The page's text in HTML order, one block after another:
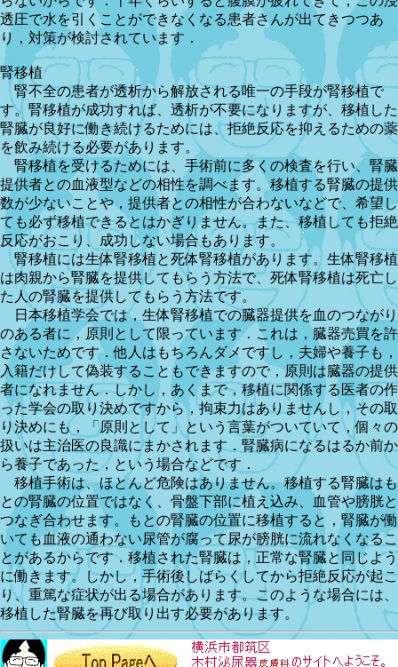
透圧で水を引くことができなくなる患者さんが出てきつつあ
り，対策が検討されています．
腎移植
腎不全の患者が透析から解放される唯一の手段が腎移植で
す。腎移植が成功すれば、透析が不要になりますが、移植した
腎臓が良好に働き続けるためには、拒絶反応を抑えるための薬
を飲み続ける必要があります。
腎移植を受けるためには、手術前に多くの検査を行い、腎臓
提供者との血液型などの相性を調べます。移植する腎臓の提供
数が少ないことや，提供者との相性が合わないなどで、希望し
ても必ず移植できるとはかぎりません。また、移植しても拒絶
反応がおこり、成功しない場合もあります。
腎移植には生体腎移植と死体腎移植があります。生体腎移植
は肉親から腎臓を提供してもらう方法で、死体腎移植は死亡し
た人の腎臓を提供してもらう方法です。
日本移植学会では，生体腎移植での臓器提供を血のつながり
のある者に，原則として限っています．これは，臓器売買を許
さないためです．他人はもちろんダメですし，夫婦や養子も，
入籍だけして偽装することもできますので，原則は臓器の提供
者になれません．しかし，あくまで，移植に関係する医者の作
った学会の取り決めですから，拘束力はありませんし，その取
り決めにも，「原則として」という言葉がついていて，個々の
扱いは主治医の良識にまかされます．腎臓病になるはるか前か
ら養子であった，という場合などです．
移植手術は、ほとんど危険はありません。移植する腎臓はも
との腎臓の位置ではなく、骨盤下部に植え込み、血管や膀胱と
つなぎ合わせます。もとの腎臓の位置に移植すると，腎臓が働
いても血液の通わない尿管が腐って尿が膀胱に流れなくなるこ
とがあるからです．移植された腎臓は，正常な腎臓と同じよう
に働きます。しかし，手術後しばらくしてから拒絶反応が起こ
り、重篤な症状が出る場合があります。このような場合には、
移植した腎臓を再び取り出す必要があります。